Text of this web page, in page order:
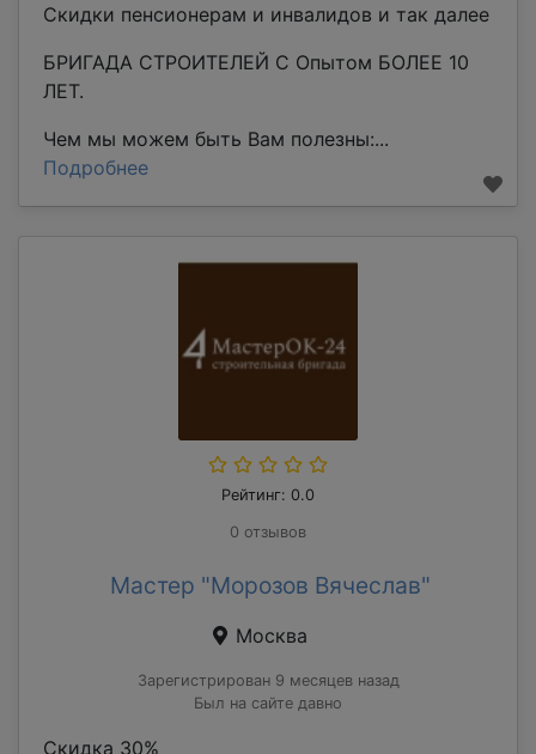
Скидки пенсионерам и инвалидов и так далее
БРИГАДА СТРОИТЕЛЕЙ С Опытом БОЛЕЕ 10
ЛЕТ.
Чем мы можем быть Вам полезны:...
Подробнее
Рейтинг: 0.0
0 отзывов
Мастер "Морозов Вячеслав"
Москва
Зарегистрирован 9 месяцев назад
Был на сайте давно
Скидка 30%